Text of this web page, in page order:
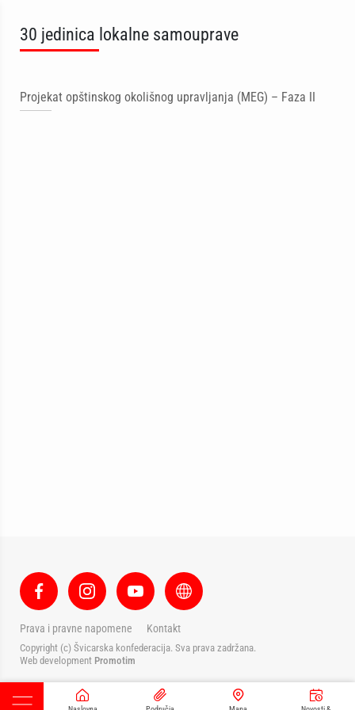
30 jedinica lokalne samouprave
Projekat opštinskog okolišnog upravljanja (MEG) – Faza II
Prava i pravne napomene Kontakt
Copyright (c) Švicarska konfederacija. Sva prava zadržana.
Web development Promotim